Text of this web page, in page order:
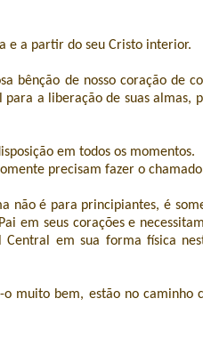
e a partir do seu Cristo interior.
bênção de nosso coração de
a liberação de suas almas,
em todos os momentos.
precisam fazer o
não é para principiantes, é
em seus corações e
em sua forma física
o muito bem, estão no caminho